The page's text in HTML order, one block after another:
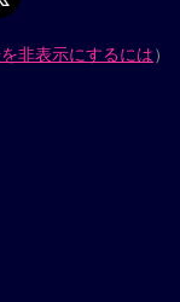
非表示にするには）